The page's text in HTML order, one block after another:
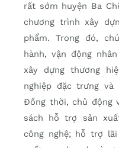
rất sớm huyện Ba
chương trình xây
phẩm. Trong đó,
hành, vận động
xây dựng thương
nghiệp đặc trưng và
Đồng thời, chủ động
sách hỗ trợ sản
công nghệ; hỗ trợ